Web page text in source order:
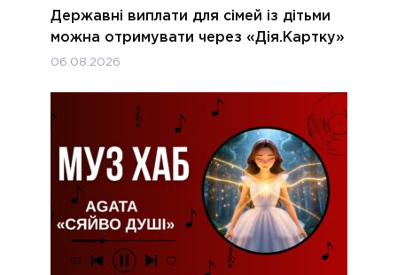
Державні виплати для сімей із дітьми
можна отримувати через «Дія.Картку»
06.08.2026